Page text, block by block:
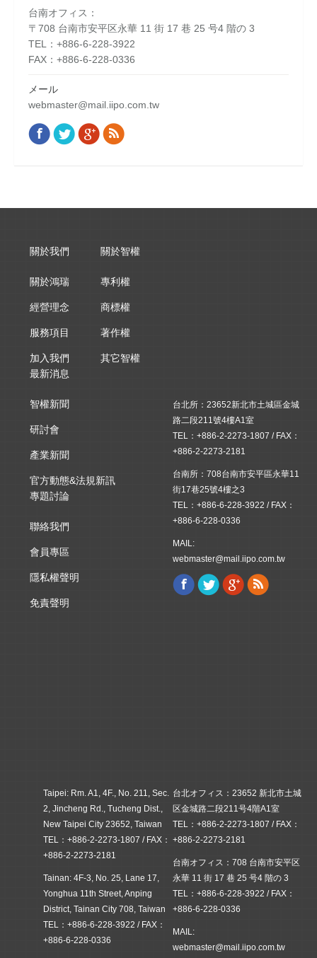
台南オフィス：
〒708 台南市安平区永華 11 街 17 巷 25 号4 階の 3
TEL：+886-6-228-3922
FAX：+886-6-228-0336
メール
webmaster@mail.iipo.com.tw
Find us on:
Facebook
TwitterGoogle+
Rss
關於我們
關於鴻瑞
經營理念
服務項目
加入我們
關於智權
專利權
商標權
著作權
其它智權
最新消息
智權新聞
研討會
產業新聞
官方動態&法規新訊
專題討論
聯絡我們
會員專區
隱私權聲明
免責聲明
台北所：23652新北市土城區金城
路二段211號4樓A1室
TEL：+886-2-2273-1807 / FAX：
+886-2-2273-2181
台南所：708台南市安平區永華11
街17巷25號4樓之3
TEL：+886-6-228-3922 / FAX：
+886-6-228-0336
MAIL:
webmaster@mail.iipo.com.tw
Find us on:
Facebook
TwitterGoogle+
Rss
台北オフィス：23652 新北市土城
区金城路二段211号4階A1室
TEL：+886-2-2273-1807 / FAX：
+886-2-2273-2181
台南オフィス：708 台南市安平区
永華 11 街 17 巷 25 号4 階の 3
TEL：+886-6-228-3922 / FAX：
+886-6-228-0336
MAIL:
webmaster@mail.iipo.com.tw
Taipei: Rm. A1, 4F., No. 211, Sec.
2, Jincheng Rd., Tucheng Dist.,
New Taipei City 23652, Taiwan
TEL：+886-2-2273-1807 / FAX：
+886-2-2273-2181
Tainan: 4F-3, No. 25, Lane 17,
Yonghua 11th Street, Anping
District, Tainan City 708, Taiwan
TEL：+886-6-228-3922 / FAX：
+886-6-228-0336